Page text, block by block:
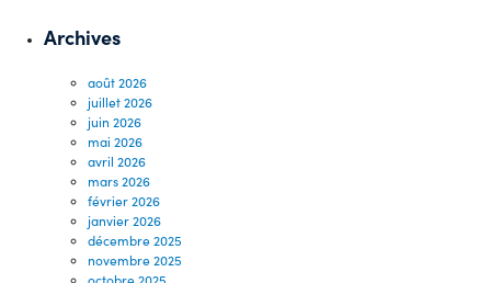
Archives
août 2026
juillet 2026
juin 2026
mai 2026
avril 2026
mars 2026
février 2026
janvier 2026
décembre 2025
novembre 2025
octobre 2025